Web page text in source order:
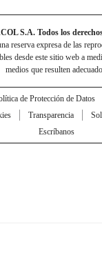
S.A. Todos los
reserva expresa de las
desde este sitio web a
medios que resulten
de Protección de Datos
Transparencia
Escríbanos